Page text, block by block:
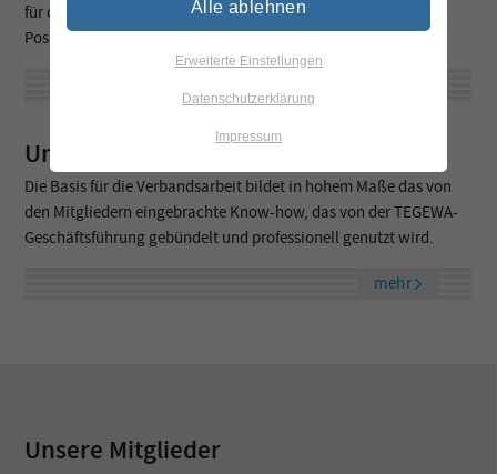
für diese Produktgruppen relevanten Themen besprochen,
Positionen erarbeitet oder Arbeitshilfen erstellt.
Unsere Strukturen
Die Basis für die Verbandsarbeit bildet in hohem Maße das von
den Mitgliedern eingebrachte Know-how, das von der TEGEWA-
Geschäftsführung gebündelt und professionell genutzt wird.
mehr
Unsere Mitglieder
Alle ablehnen
Erweiterte Einstellungen
Datenschutzerklärung
Impressum